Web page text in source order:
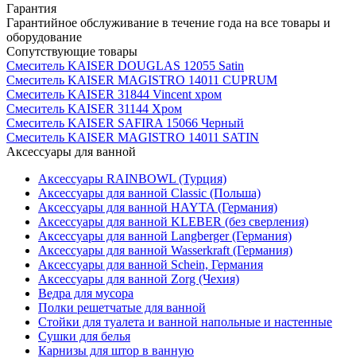
Гарантия
Гарантийное обслуживание в течение года на все товары и
оборудование
Сопутствующие товары
Смеситель KAISER DOUGLAS 12055 Satin
Смеситель KAISER MAGISTRO 14011 CUPRUM
Смеситель KAISER 31844 Vincent хром
Смеситель KAISER 31144 Хром
Смеситель KAISER SAFIRA 15066 Черный
Смеситель KAISER MAGISTRO 14011 SATIN
Аксессуары для ванной
Аксессуары RAINBOWL (Турция)
Аксессуары для ванной Classic (Польша)
Аксессуары для ванной HAYTA (Германия)
Аксессуары для ванной KLEBER (без сверления)
Аксессуары для ванной Langberger (Германия)
Аксессуары для ванной Wasserkraft (Германия)
Аксессуары для ванной Schein, Германия
Аксессуары для ванной Zorg (Чехия)
Ведра для мусора
Полки решетчатые для ванной
Стойки для туалета и ванной напольные и настенные
Сушки для белья
Карнизы для штор в ванную